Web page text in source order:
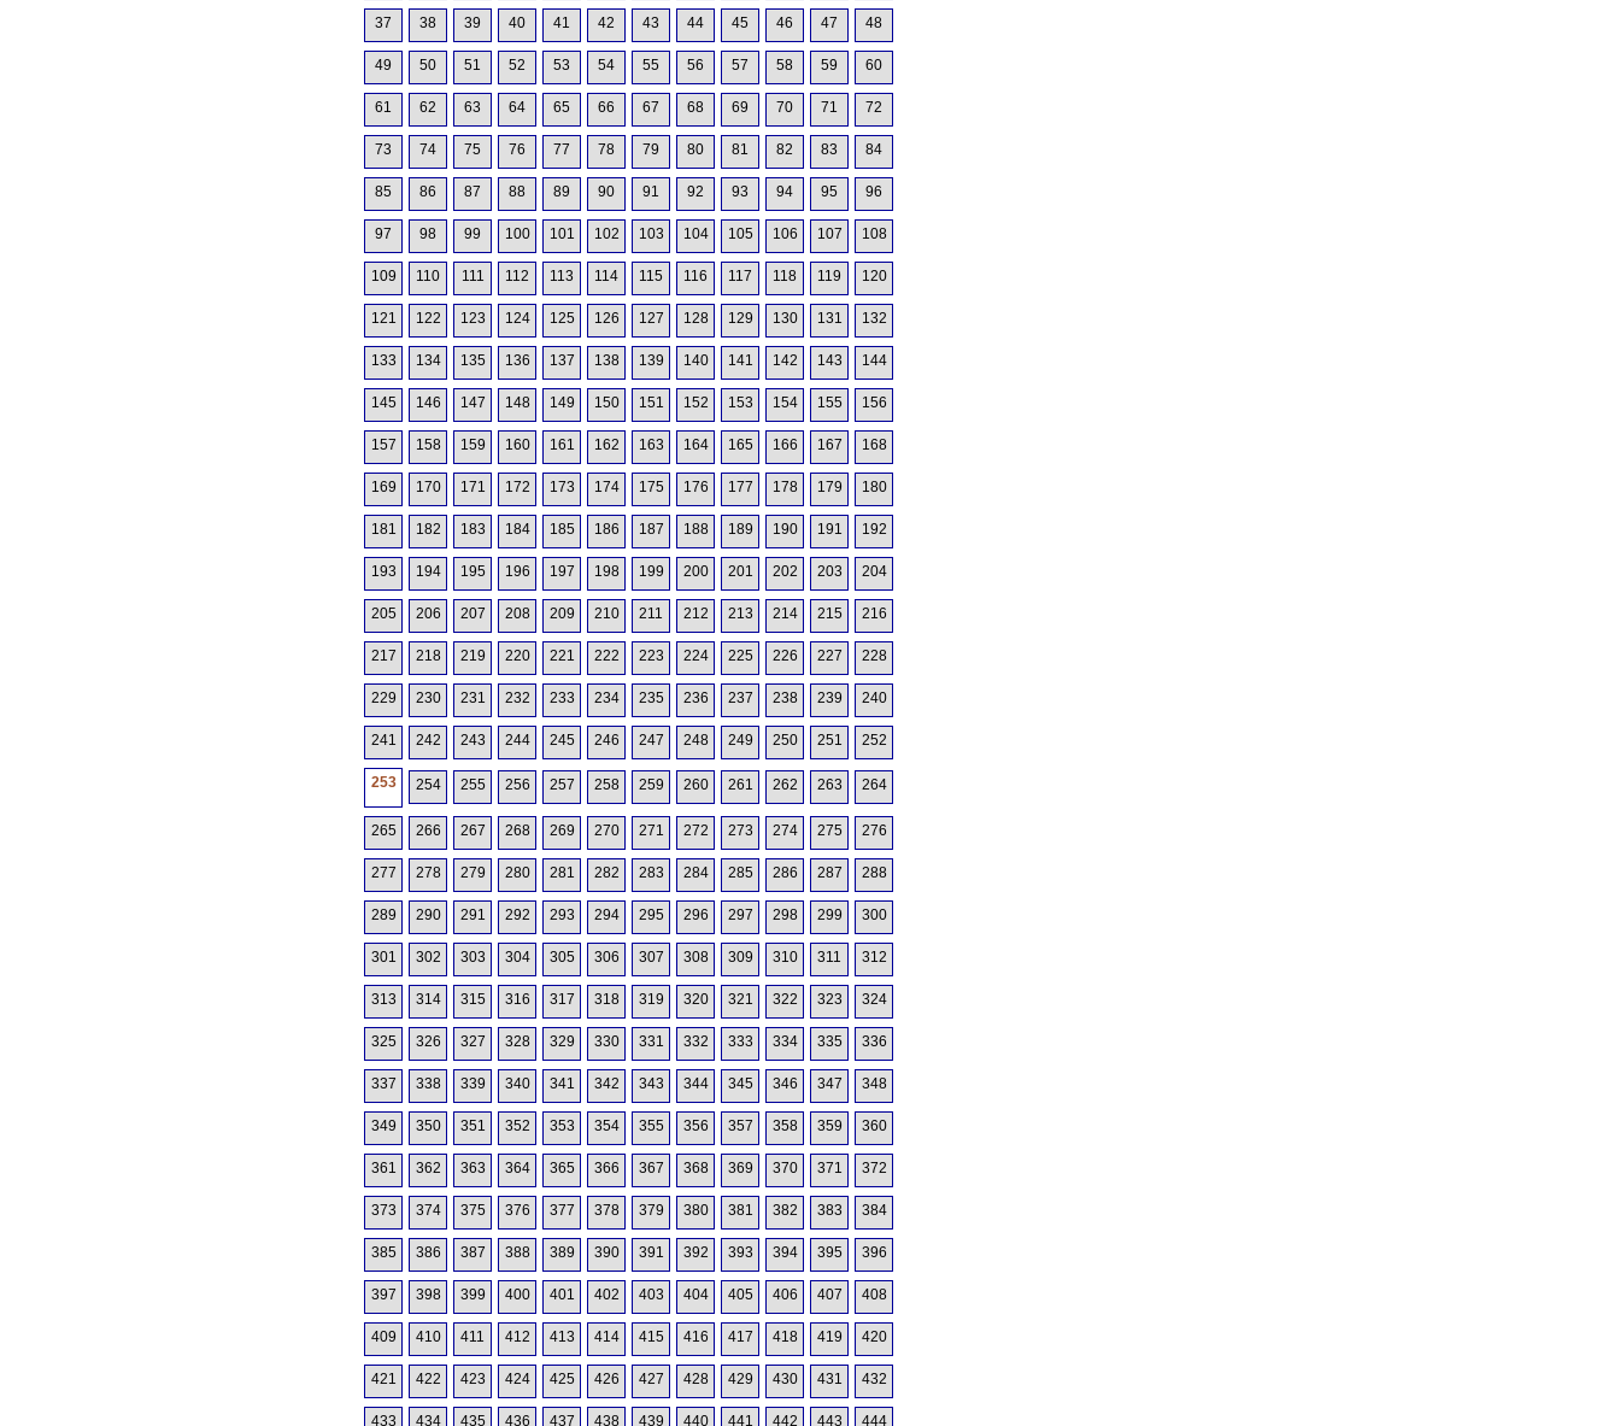
37 38 39 40 41 42 43 44 45 46 47 48
49 50 51 52 53 54 55 56 57 58 59 60
61 62 63 64 65 66 67 68 69 70 71 72
73 74 75 76 77 78 79 80 81 82 83 84
85 86 87 88 89 90 91 92 93 94 95 96
97 98 99 100 101 102 103 104 105 106 107 108
109 110 111 112 113 114 115 116 117 118 119 120
121 122 123 124 125 126 127 128 129 130 131 132
133 134 135 136 137 138 139 140 141 142 143 144
145 146 147 148 149 150 151 152 153 154 155 156
157 158 159 160 161 162 163 164 165 166 167 168
169 170 171 172 173 174 175 176 177 178 179 180
181 182 183 184 185 186 187 188 189 190 191 192
193 194 195 196 197 198 199 200 201 202 203 204
205 206 207 208 209 210 211 212 213 214 215 216
217 218 219 220 221 222 223 224 225 226 227 228
229 230 231 232 233 234 235 236 237 238 239 240
241 242 243 244 245 246 247 248 249 250 251 252
253 254 255 256 257 258 259 260 261 262 263 264
265 266 267 268 269 270 271 272 273 274 275 276
277 278 279 280 281 282 283 284 285 286 287 288
289 290 291 292 293 294 295 296 297 298 299 300
301 302 303 304 305 306 307 308 309 310 311 312
313 314 315 316 317 318 319 320 321 322 323 324
325 326 327 328 329 330 331 332 333 334 335 336
337 338 339 340 341 342 343 344 345 346 347 348
349 350 351 352 353 354 355 356 357 358 359 360
361 362 363 364 365 366 367 368 369 370 371 372
373 374 375 376 377 378 379 380 381 382 383 384
385 386 387 388 389 390 391 392 393 394 395 396
397 398 399 400 401 402 403 404 405 406 407 408
409 410 411 412 413 414 415 416 417 418 419 420
421 422 423 424 425 426 427 428 429 430 431 432
433 434 435 436 437 438 439 440 441 442 443 444